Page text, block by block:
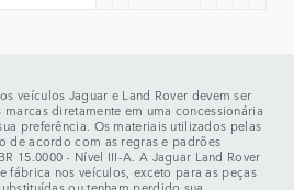
veículos Jaguar e Land Rover devem ser
diretamente em uma concessionária
preferência. Os materiais utilizados pelas
de acordo com as regras e padrões
15.0000 - Nível III-A. A Jaguar Land Rover
fábrica nos veículos, exceto para as peças